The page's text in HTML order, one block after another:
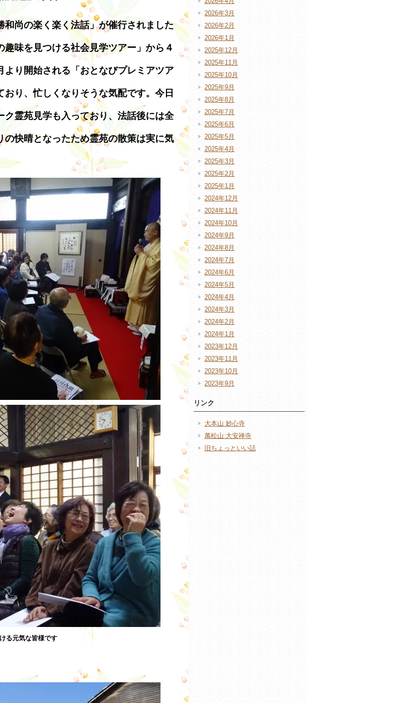
和尚の楽く楽く法話」が催行されました
味を見つける社会見学ツアー」から４
より開始される「おとなびプレミアツア
り、忙しくなりそうな気配です。今日
霊苑見学も入っており、法話後には全
の快晴となったため霊苑の散策は実に気
る元気な皆様です
2026年3月
2026年2月
2026年1月
2025年12月
2025年11月
2025年10月
2025年9月
2025年8月
2025年7月
2025年6月
2025年5月
2025年4月
2025年3月
2025年2月
2025年1月
2024年12月
2024年11月
2024年10月
2024年9月
2024年8月
2024年7月
2024年6月
2024年5月
2024年4月
2024年3月
2024年2月
2024年1月
2023年12月
2023年11月
2023年10月
2023年9月
リンク
大本山 妙心寺
萬松山 大安禅寺
旧ちょっといい話